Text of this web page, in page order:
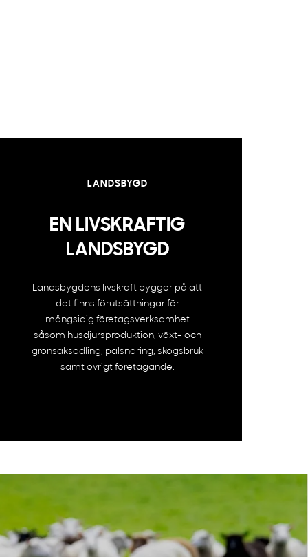
LANDSBYGD
EN LIVSKRAFTIG
LANDSBYGD
Landsbygdens livskraft bygger på att
det finns förutsättningar för
mångsidig företagsverksamhet
såsom husdjursproduktion, växt- och
grönsaksodling, pälsnäring, skogsbruk
samt övrigt företagande.